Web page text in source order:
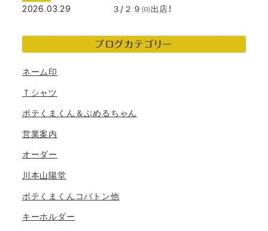
2026.03.29 ３/２９㈰出店！
ブログカテゴリー
ネーム印
Ｔシャツ
ポテくまくん＆ぷめるちゃん
営業案内
オーダー
川本山陽堂
ポテくまくんコバトン他
キーホルダー